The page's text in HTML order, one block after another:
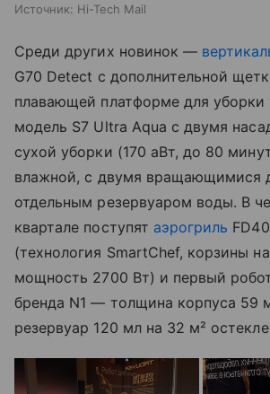
Источник: Hi-Tech Mail
Среди других новинок —
G70 Detect с дополнительной
плавающей платформе для уборки
модель S7 Ultra Aqua с двумя
сухой уборки (170 аВт, до 80
влажной, с двумя вращающимися
отдельным резервуаром воды. В
квартале поступят аэрогриль
(технология SmartChef, корзины
мощность 2700 Вт) и первый
бренда N1 — толщина корпуса 59
резервуар 120 мл на 32 м²